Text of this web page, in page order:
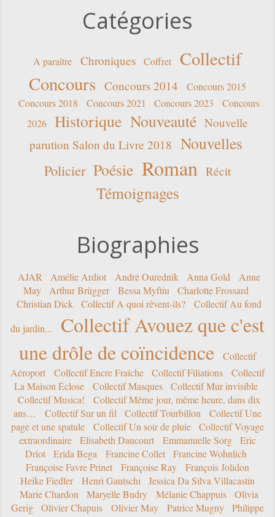
Catégories
A paraître Chroniques Coffret
Collectif
Concours Concours 2014
Concours 2015
Concours 2018
Concours 2021 Concours 2023
Concours
2026
Historique Nouveauté Nouvelle
parution Salon du Livre 2018 Nouvelles
Policier Poésie Roman Récit
Témoignages
Biographies
AJAR Amélie Ardiot André Ourednik Anna Gold
Anne
May
Arthur Brügger Bessa Myftiu
Charlotte Frossard
Christian Dick
Collectif A quoi rêvent-ils?
Collectif Au fond
du jardin...
Collectif Avouez que c'est
une drôle de coïncidence
Collectif
Aéroport
Collectif Encre Fraîche Collectif Filiations
Collectif
La Maison Éclose
Collectif Masques
Collectif Mur invisible
Collectif Musica!
Collectif Même jour, même heure, dans dix
ans…
Collectif Sur un fil Collectif Tourbillon
Collectif Une
page et une spatule
Collectif Un soir de pluie
Collectif Voyage
extraordinaire
Elisabeth Daucourt Emmanuelle Sorg
Eric
Driot
Erida Bega Francine Collet
Francine Wohnlich
Françoise Favre Prinet
Françoise Ray
François Jolidon
Heike Fiedler
Henri Gautschi
Jessica Da Silva Villacastín
Marie Chardon
Maryelle Budry Mélanie Chappuis
Olivia
Gerig
Olivier Chapuis Olivier May Patrice Mugny
Philippe